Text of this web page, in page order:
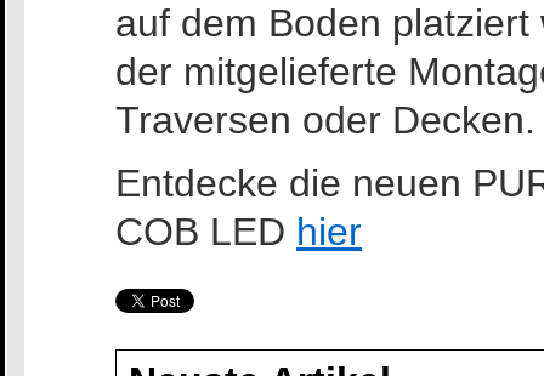
auf dem Boden
der mitgelieferte
Traversen oder Decken.
Entdecke die neuen
COB LED hier